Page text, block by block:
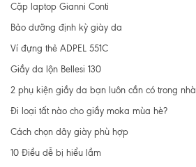
Cặp laptop Gianni Conti
Bảo dưỡng định kỳ giày da
Ví đựng thẻ ADPEL 551C
Giầy da lộn Bellesi 130
2 phụ kiện giầy da bạn luôn cần có trong nhà
Đi loại tất nào cho giầy moka mùa hè?
Cách chọn dây giày phù hợp
10 Điều dễ bị hiểu lầm